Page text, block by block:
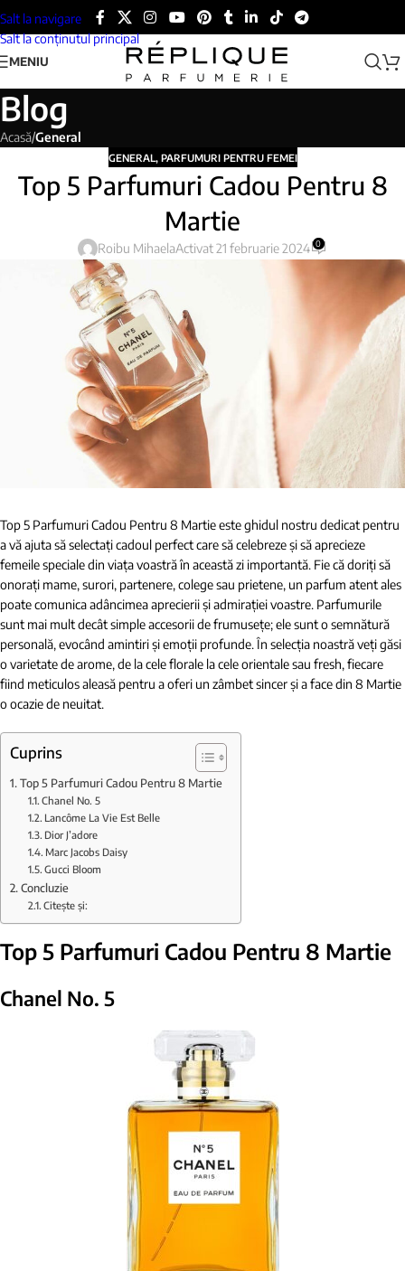
Salt la navigare
Salt la conținutul principal
MENIU
Blog
Acasă/General
GENERAL, PARFUMURI PENTRU FEMEI
Top 5 Parfumuri Cadou Pentru 8
Martie
Roibu MihaelaActivat 21 februarie 2024 0
Top 5 Parfumuri Cadou Pentru 8 Martie este ghidul nostru dedicat pentru
a vă ajuta să selectați cadoul perfect care să celebreze și să aprecieze
femeile speciale din viața voastră în această zi importantă. Fie că doriți să
onorați mame, surori, partenere, colege sau prietene, un parfum atent ales
poate comunica adâncimea aprecierii și admirației voastre. Parfumurile
sunt mai mult decât simple accesorii de frumusețe; ele sunt o semnătură
personală, evocând amintiri și emoții profunde. În selecția noastră veți găsi
o varietate de arome, de la cele florale la cele orientale sau fresh, fiecare
fiind meticulos aleasă pentru a oferi un zâmbet sincer și a face din 8 Martie
o ocazie de neuitat.
Cuprins
Top 5 Parfumuri Cadou Pentru 8 Martie
Chanel No. 5
Lancôme La Vie Est Belle
Dior J’adore
Marc Jacobs Daisy
Gucci Bloom
Concluzie
Citește și:
Top 5 Parfumuri Cadou Pentru 8 Martie
Chanel No. 5